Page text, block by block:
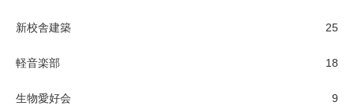
新校舎建築 25
軽音楽部 18
生物愛好会 9